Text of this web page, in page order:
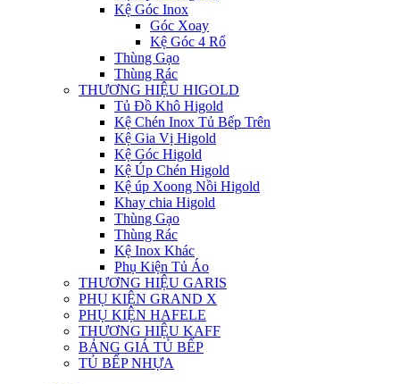
Kệ Góc Inox
Góc Xoay
Kệ Góc 4 Rổ
Thùng Gạo
Thùng Rác
THƯƠNG HIỆU HIGOLD
Tủ Đồ Khô Higold
Kệ Chén Inox Tủ Bếp Trên
Kệ Gia Vị Higold
Kệ Góc Higold
Kệ Úp Chén Higold
Kệ úp Xoong Nồi Higold
Khay chia Higold
Thùng Gạo
Thùng Rác
Kệ Inox Khác
Phụ Kiện Tủ Áo
THƯƠNG HIỆU GARIS
PHỤ KIỆN GRAND X
PHỤ KIỆN HAFELE
THƯƠNG HIỆU KAFF
BẢNG GIÁ TỦ BẾP
TỦ BẾP NHỰA